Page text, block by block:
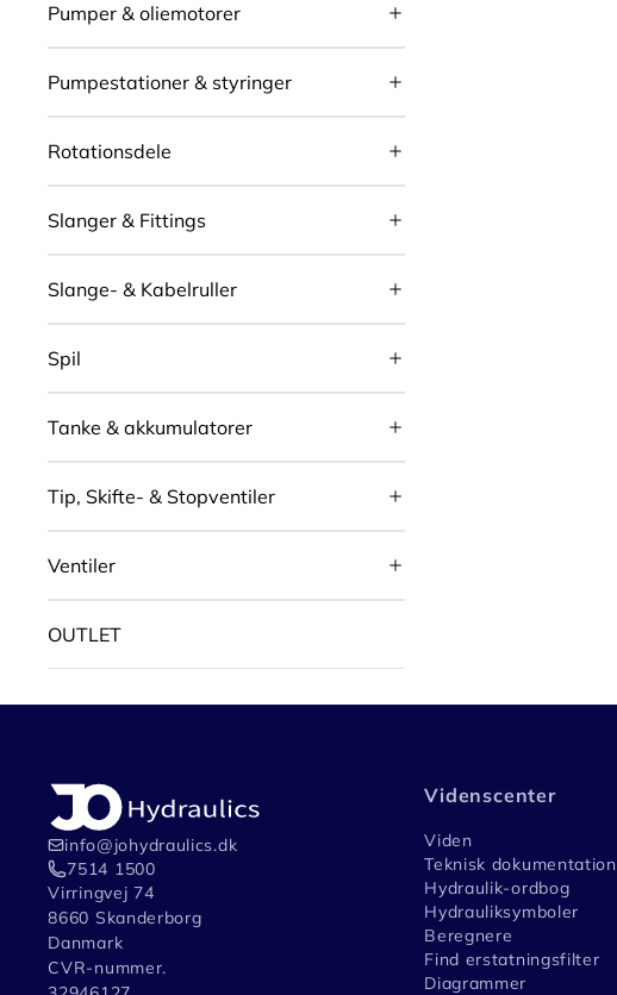
Pumper & oliemotorer
Pumpestationer & styringer
Rotationsdele
Slanger & Fittings
Slange- & Kabelruller
Spil
Tanke & akkumulatorer
Tip, Skifte- & Stopventiler
Ventiler
OUTLET
info@johydraulics.dk
7514 1500
Virringvej 74
8660 Skanderborg
Danmark
CVR-nummer.
Videnscenter
Viden
Teknisk dokumentation
Hydraulik-ordbog
Hydrauliksymboler
Beregnere
Find erstatningsfilter
Diagrammer